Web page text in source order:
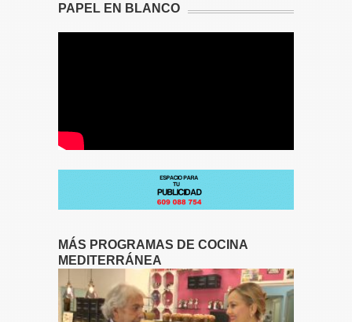
PAPEL EN BLANCO
MÁS PROGRAMAS DE COCINA
MEDITERRÁNEA